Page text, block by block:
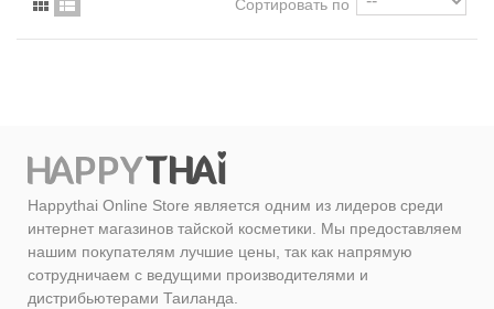
Сортировать по
Happythai Online Store является одним из лидеров среди
интернет магазинов тайской косметики. Мы предоставляем
нашим покупателям лучшие цены, так как напрямую
сотрудничаем с ведущими производителями и
дистрибьютерами Таиланда.